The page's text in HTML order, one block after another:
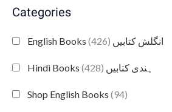
Categories
English Books انگلش کتابیں (426)
Hindi Books ہندی کتابیں (428)
Shop English Books (94)